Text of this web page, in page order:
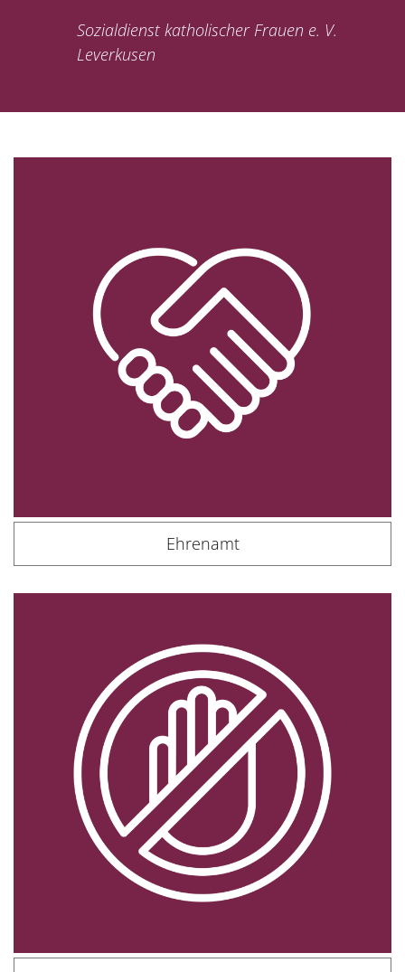
Sozialdienst katholischer Frauen e. V.
Leverkusen
Ehrenamt